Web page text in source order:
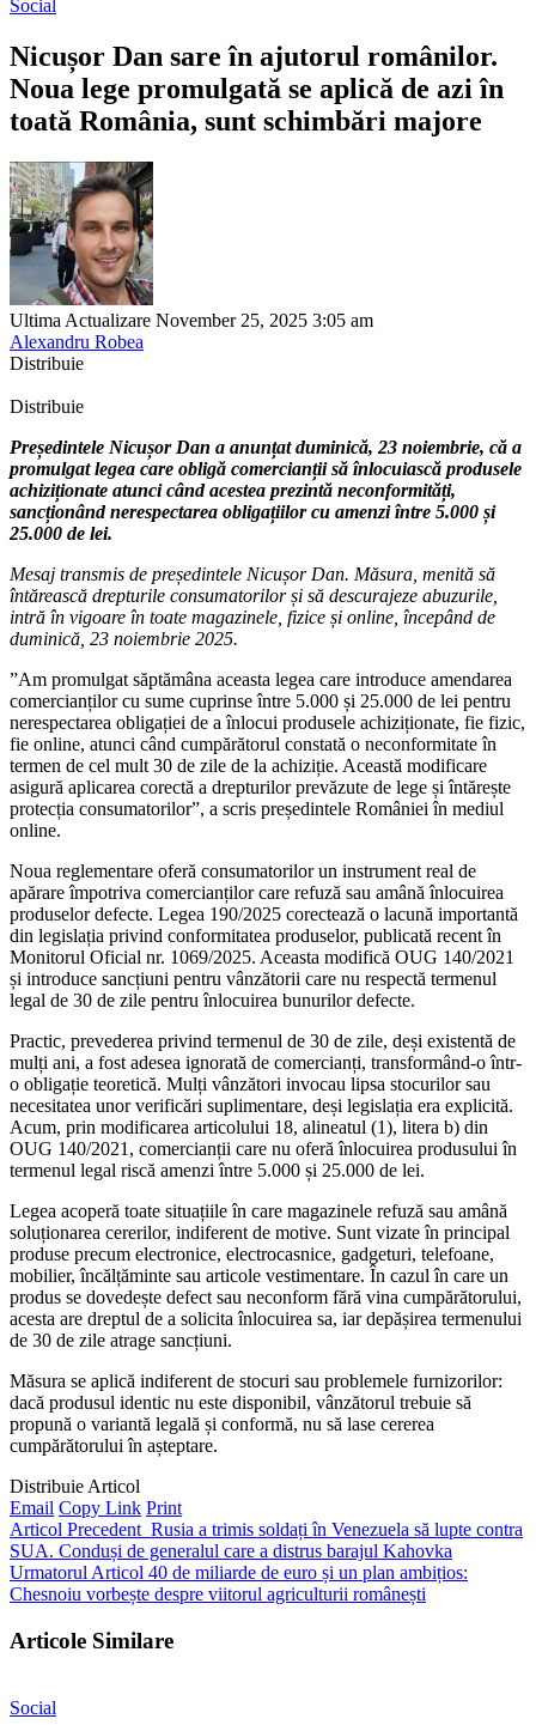
Social
Nicușor Dan sare în ajutorul românilor.
Noua lege promulgată se aplică de azi în
toată România, sunt schimbări majore
Ultima Actualizare November 25, 2025 3:05 am
Alexandru Robea
Distribuie
Distribuie
Președintele Nicușor Dan a anunțat duminică, 23 noiembrie, că a
promulgat legea care obligă comercianții să înlocuiască produsele
achiziționate atunci când acestea prezintă neconformități,
sancționând nerespectarea obligațiilor cu amenzi între 5.000 și
25.000 de lei.
Mesaj transmis de președintele Nicușor Dan. Măsura, menită să
întărească drepturile consumatorilor și să descurajeze abuzurile,
intră în vigoare în toate magazinele, fizice și online, începând de
duminică, 23 noiembrie 2025.
”Am promulgat săptămâna aceasta legea care introduce amendarea
comercianților cu sume cuprinse între 5.000 și 25.000 de lei pentru
nerespectarea obligației de a înlocui produsele achiziționate, fie fizic,
fie online, atunci când cumpărătorul constată o neconformitate în
termen de cel mult 30 de zile de la achiziție. Această modificare
asigură aplicarea corectă a drepturilor prevăzute de lege și întărește
protecția consumatorilor”, a scris președintele României în mediul
online.
Noua reglementare oferă consumatorilor un instrument real de
apărare împotriva comercianților care refuză sau amână înlocuirea
produselor defecte. Legea 190/2025 corectează o lacună importantă
din legislația privind conformitatea produselor, publicată recent în
Monitorul Oficial nr. 1069/2025. Aceasta modifică OUG 140/2021
și introduce sancțiuni pentru vânzătorii care nu respectă termenul
legal de 30 de zile pentru înlocuirea bunurilor defecte.
Practic, prevederea privind termenul de 30 de zile, deși existentă de
mulți ani, a fost adesea ignorată de comercianți, transformând-o într-
o obligație teoretică. Mulți vânzători invocau lipsa stocurilor sau
necesitatea unor verificări suplimentare, deși legislația era explicită.
Acum, prin modificarea articolului 18, alineatul (1), litera b) din
OUG 140/2021, comercianții care nu oferă înlocuirea produsului în
termenul legal riscă amenzi între 5.000 și 25.000 de lei.
Legea acoperă toate situațiile în care magazinele refuză sau amână
soluționarea cererilor, indiferent de motive. Sunt vizate în principal
produse precum electronice, electrocasnice, gadgeturi, telefoane,
mobilier, încălțăminte sau articole vestimentare. În cazul în care un
produs se dovedește defect sau neconform fără vina cumpărătorului,
acesta are dreptul de a solicita înlocuirea sa, iar depășirea termenului
de 30 de zile atrage sancțiuni.
Măsura se aplică indiferent de stocuri sau problemele furnizorilor:
dacă produsul identic nu este disponibil, vânzătorul trebuie să
propună o variantă legală și conformă, nu să lase cererea
cumpărătorului în așteptare.
Distribuie Articol
Email Copy Link Print
Articol Precedent Rusia a trimis soldați în Venezuela să lupte contra
SUA. Conduși de generalul care a distrus barajul Kahovka
Urmatorul Articol 40 de miliarde de euro și un plan ambițios:
Chesnoiu vorbește despre viitorul agriculturii românești
Articole Similare
Social